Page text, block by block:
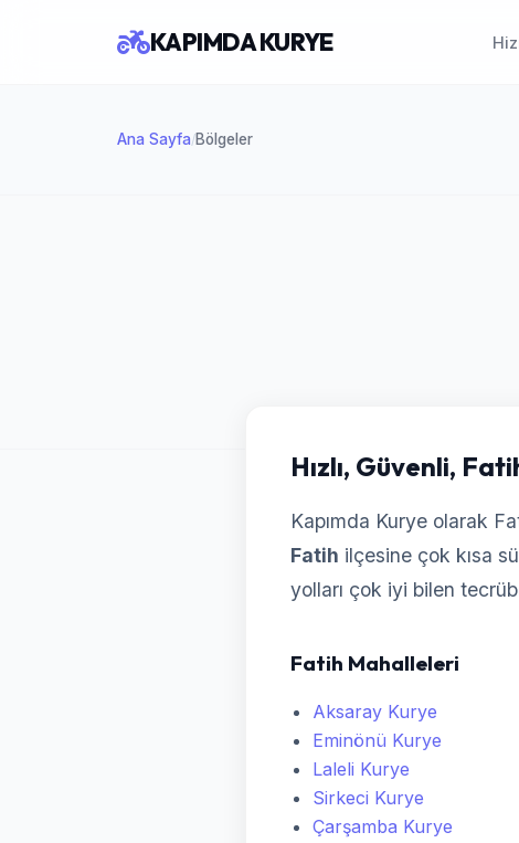
Ana Sayfa/Bölgeler
KAPIMDA KURYE
Hızlı, Güvenli,
Kapımda Kurye olarak
Fatih ilçesine çok kısa
yolları çok iyi bilen
Fatih Mahalleleri
Aksaray Kurye
Eminönü Kurye
Laleli Kurye
Sirkeci Kurye
Çarşamba Kurye